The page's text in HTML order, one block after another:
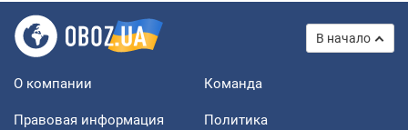
В начало
О компании Команда
Правовая информация
Политика